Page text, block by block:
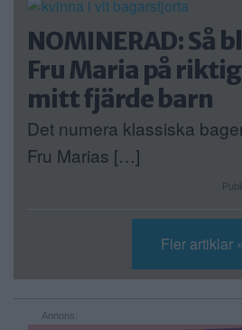
NOMINERAD: Så
Fru Maria på
mitt fjärde barn
Det numera klassiska
Fru Marias […]
Fler artiklar »
Annons: